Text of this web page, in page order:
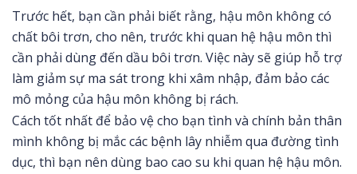
Trước hết, bạn cần phải biết rằng, hậu môn không có
chất bôi trơn, cho nên, trước khi quan hệ hậu môn thì
cần phải dùng đến dầu bôi trơn. Việc này sẽ giúp hỗ trợ
làm giảm sự ma sát trong khi xâm nhập, đảm bảo các
mô mỏng của hậu môn không bị rách.
Cách tốt nhất để bảo vệ cho bạn tình và chính bản thân
mình không bị mắc các bệnh lây nhiễm qua đường tình
dục, thì bạn nên dùng bao cao su khi quan hệ hậu môn.